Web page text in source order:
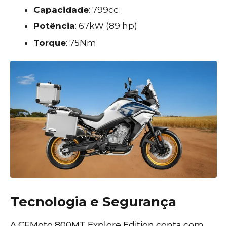
Capacidade: 799cc
Potência: 67kW (89 hp)
Torque: 75Nm
Tecnologia e Segurança